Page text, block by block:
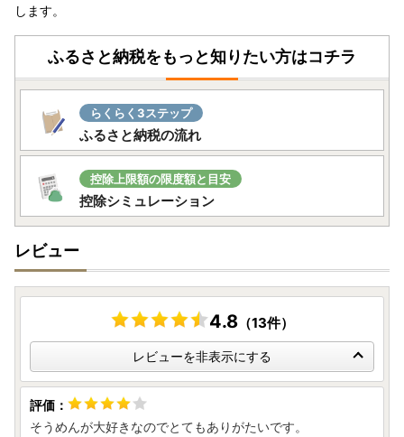
します。
ふるさと納税をもっと知りたい方はコチラ
らくらく3ステップ
ふるさと納税の流れ
控除上限額の限度額と目安
控除シミュレーション
レビュー
4.8（13件）
レビューを非表示にする
そうめんが大好きなのでとてもありがたいです。